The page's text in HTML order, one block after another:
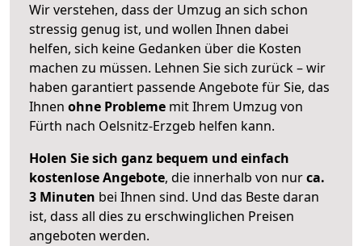
Wir verstehen, dass der Umzug an sich schon
stressig genug ist, und wollen Ihnen dabei
helfen, sich keine Gedanken über die Kosten
machen zu müssen. Lehnen Sie sich zurück – wir
haben garantiert passende Angebote für Sie, das
Ihnen ohne Probleme mit Ihrem Umzug von
Fürth nach Oelsnitz-Erzgeb helfen kann.
Holen Sie sich ganz bequem und einfach
kostenlose Angebote, die innerhalb von nurca.
3 Minuten bei Ihnen sind. Und das Beste daran
ist, dass all dies zu erschwinglichen Preisen
angeboten werden.